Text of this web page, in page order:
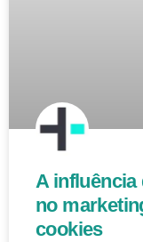
A influência
no
cookies